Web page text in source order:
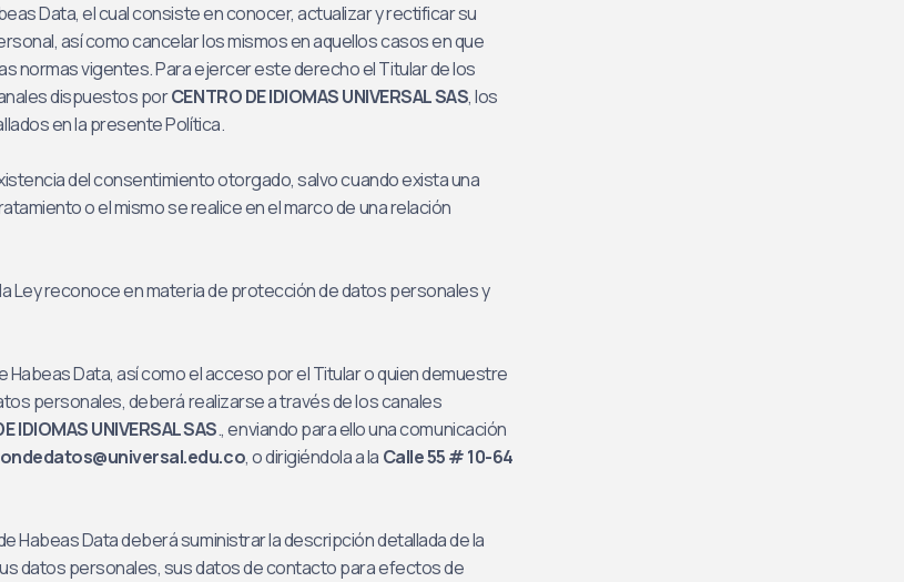
Data, el cual consiste en conocer, actualizar y rectificar su
así como cancelar los mismos en aquellos casos en que
normas vigentes. Para ejercer este derecho el Titular de los
dispuestos porCENTRO DE IDIOMAS UNIVERSAL SAS, los
en la presente Política.
del consentimiento otorgado, salvo cuando exista una
o el mismo se realice en el marco de una relación
Ley reconoce en materia de protección de datos personales y
Habeas Data, así como el acceso por el Titular o quien demuestre
personales, deberá realizarse a través de los canales
IDIOMAS UNIVERSAL SAS., enviando para ello una comunicación
, o dirigiéndola a la Calle 55 # 10-64
Habeas Data deberá suministrar la descripción detallada de la
datos personales, sus datos de contacto para efectos de